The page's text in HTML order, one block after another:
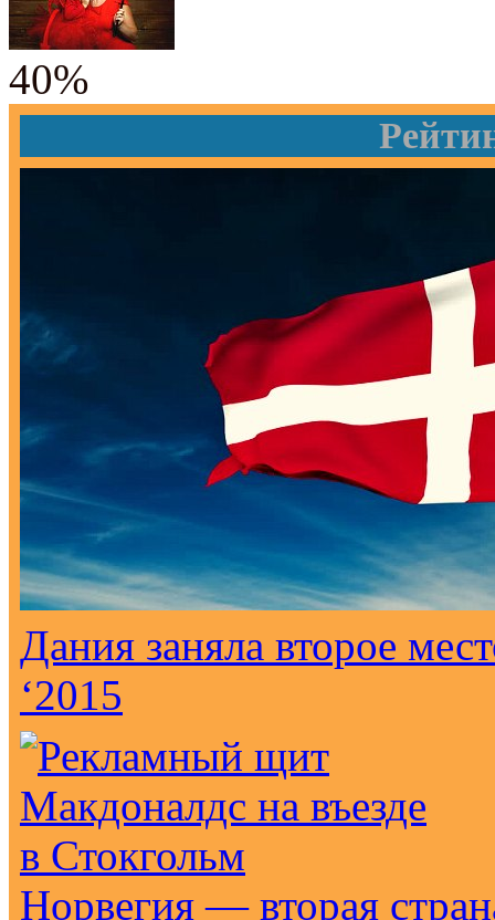
40%
Дания заняла второе
‘2015
Норвегия — вторая